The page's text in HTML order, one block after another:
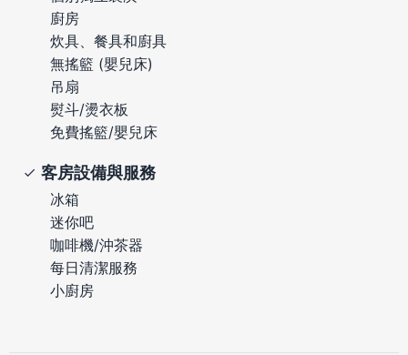
廚房
炊具、餐具和廚具
無搖籃 (嬰兒床)
吊扇
熨斗/燙衣板
免費搖籃/嬰兒床
客房設備與服務
冰箱
迷你吧
咖啡機/沖茶器
每日清潔服務
小廚房